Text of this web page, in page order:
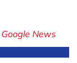
Google News